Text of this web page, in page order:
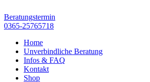
Inhalt
springen
Beratungstermin
0365-25765718
Home
Unverbindliche Beratung
Infos & FAQ
Kontakt
Shop